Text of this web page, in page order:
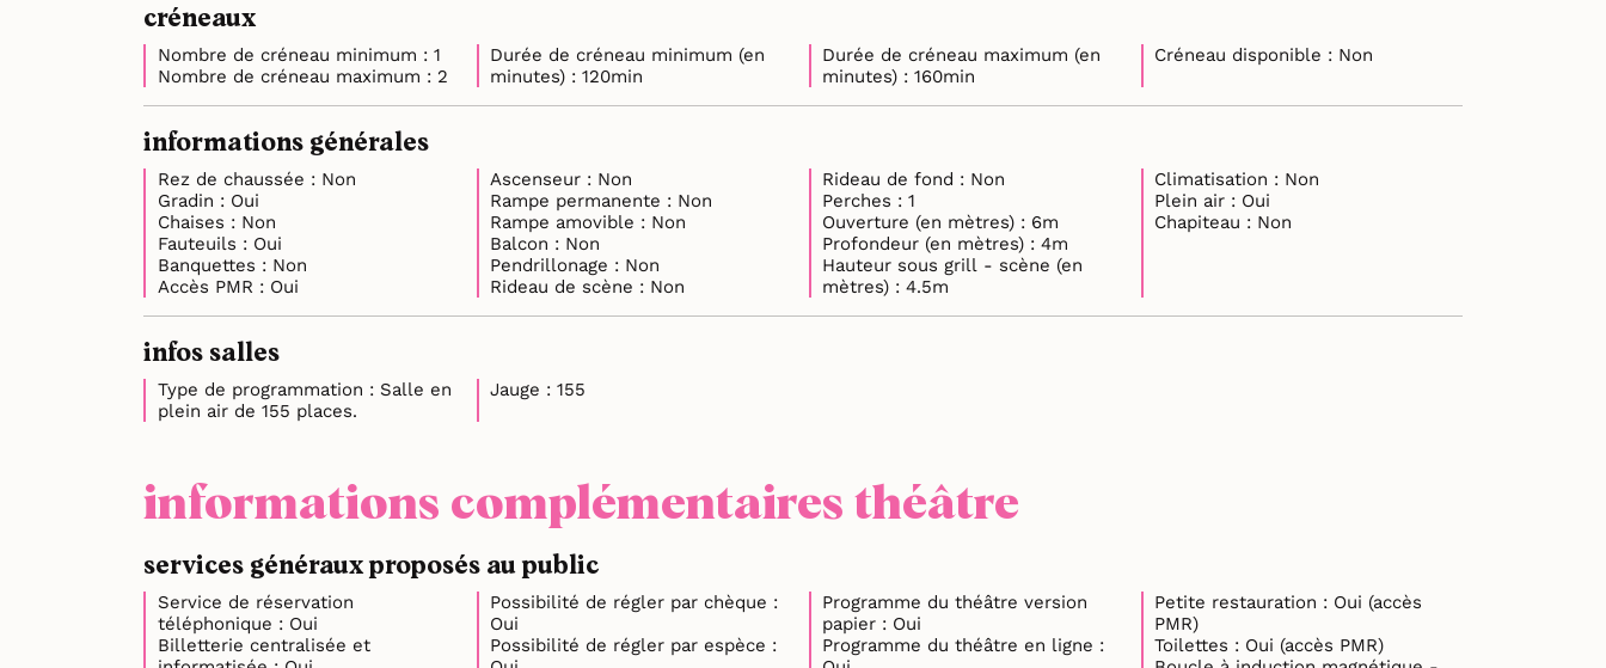
créneaux
Nombre de créneau minimum : 1
Nombre de créneau maximum : 2
Durée de créneau minimum (en
minutes) : 120min
Durée de créneau maximum (en
minutes) : 160min
Créneau disponible : Non
informations générales
Rez de chaussée : Non
Gradin : Oui
Chaises : Non
Fauteuils : Oui
Banquettes : Non
Accès PMR : Oui
Ascenseur : Non
Rampe permanente : Non
Rampe amovible : Non
Balcon : Non
Pendrillonage : Non
Rideau de scène : Non
Rideau de fond : Non
Perches : 1
Ouverture (en mètres) : 6m
Profondeur (en mètres) : 4m
Hauteur sous grill - scène (en
mètres) : 4.5m
Climatisation : Non
Plein air : Oui
Chapiteau : Non
infos salles
Type de programmation : Salle en
plein air de 155 places.
Jauge : 155
informations complémentaires théâtre
services généraux proposés au public
Service de réservation
téléphonique : Oui
Billetterie centralisée et
Possibilité de régler par chèque :
Oui
Possibilité de régler par espèce :
Programme du théâtre version
papier : Oui
Programme du théâtre en ligne :
Petite restauration : Oui (accès
PMR)
Toilettes : Oui (accès PMR)